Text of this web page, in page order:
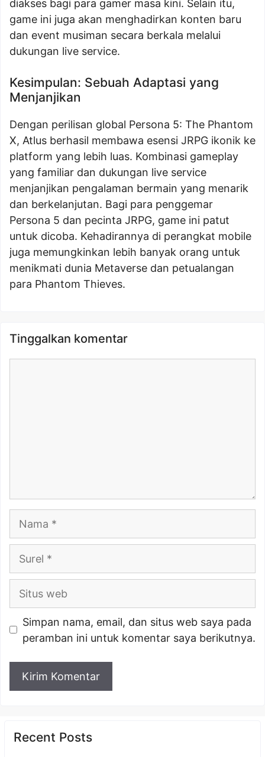
diakses bagi para gamer masa kini. Selain itu,
game ini juga akan menghadirkan konten baru
dan event musiman secara berkala melalui
dukungan live service.
Kesimpulan: Sebuah Adaptasi yang
Menjanjikan
Dengan perilisan global Persona 5: The Phantom
X, Atlus berhasil membawa esensi JRPG ikonik ke
platform yang lebih luas. Kombinasi gameplay
yang familiar dan dukungan live service
menjanjikan pengalaman bermain yang menarik
dan berkelanjutan. Bagi para penggemar
Persona 5 dan pecinta JRPG, game ini patut
untuk dicoba. Kehadirannya di perangkat mobile
juga memungkinkan lebih banyak orang untuk
menikmati dunia Metaverse dan petualangan
para Phantom Thieves.
Tinggalkan komentar
Surel
Situs
Simpan nama, email, dan situs web saya pada
peramban ini untuk komentar saya berikutnya.
Recent Posts